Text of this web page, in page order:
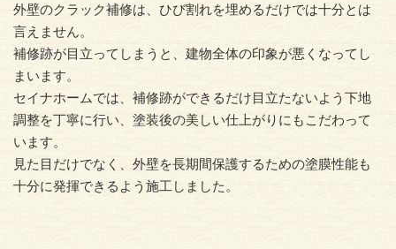
外壁のクラック補修は、ひび割れを埋めるだけでは十分とは
言えません。
補修跡が目立ってしまうと、建物全体の印象が悪くなってし
まいます。
セイナホームでは、補修跡ができるだけ目立たないよう下地
調整を丁寧に行い、塗装後の美しい仕上がりにもこだわって
います。
見た目だけでなく、外壁を長期間保護するための塗膜性能も
十分に発揮できるよう施工しました。